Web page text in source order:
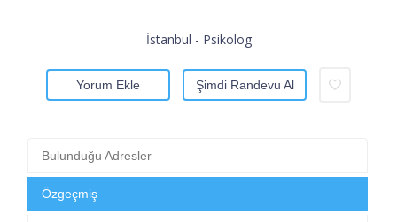
İstanbul - Psikolog
Yorum Ekle Şimdi Randevu Al
Bulunduğu Adresler
Özgeçmiş